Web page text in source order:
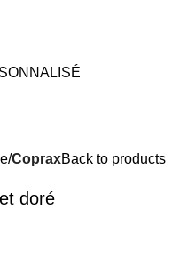
CopraxBack to products
doré